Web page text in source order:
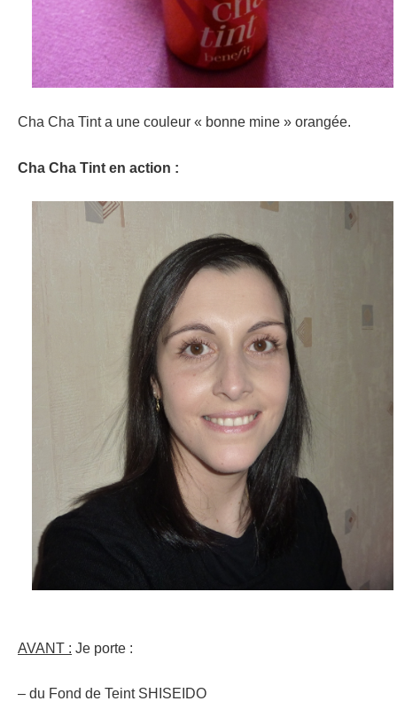
Cha Cha Tint a une couleur « bonne mine » orangée.
Cha Cha Tint en action :
AVANT : Je porte :
– du Fond de Teint SHISEIDO